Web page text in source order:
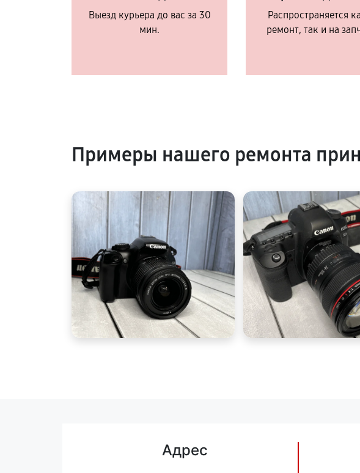
Выезд курьера до вас за 30
мин.
Распространяется
ремонт, так и на
Примеры нашего ремонта
Адрес